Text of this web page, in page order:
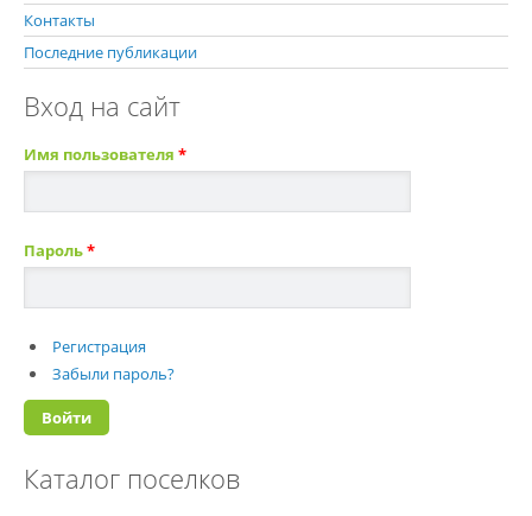
Контакты
Последние публикации
Вход на сайт
Имя пользователя *
Пароль*
Регистрация
Забыли пароль?
Каталог поселков